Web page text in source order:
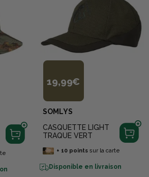
19,99€
SOMLYS
CASQUETTE LIGHT
TRAQUE VERT
+ 10pointssur la carte
Disponible en livraison